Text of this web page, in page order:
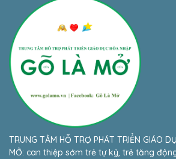
TRUNG TÂM HỖ TRỢ PHÁT TRIỂN GIÁO
MỞ: can thiệp sớm trẻ tự kỷ, trẻ tăng